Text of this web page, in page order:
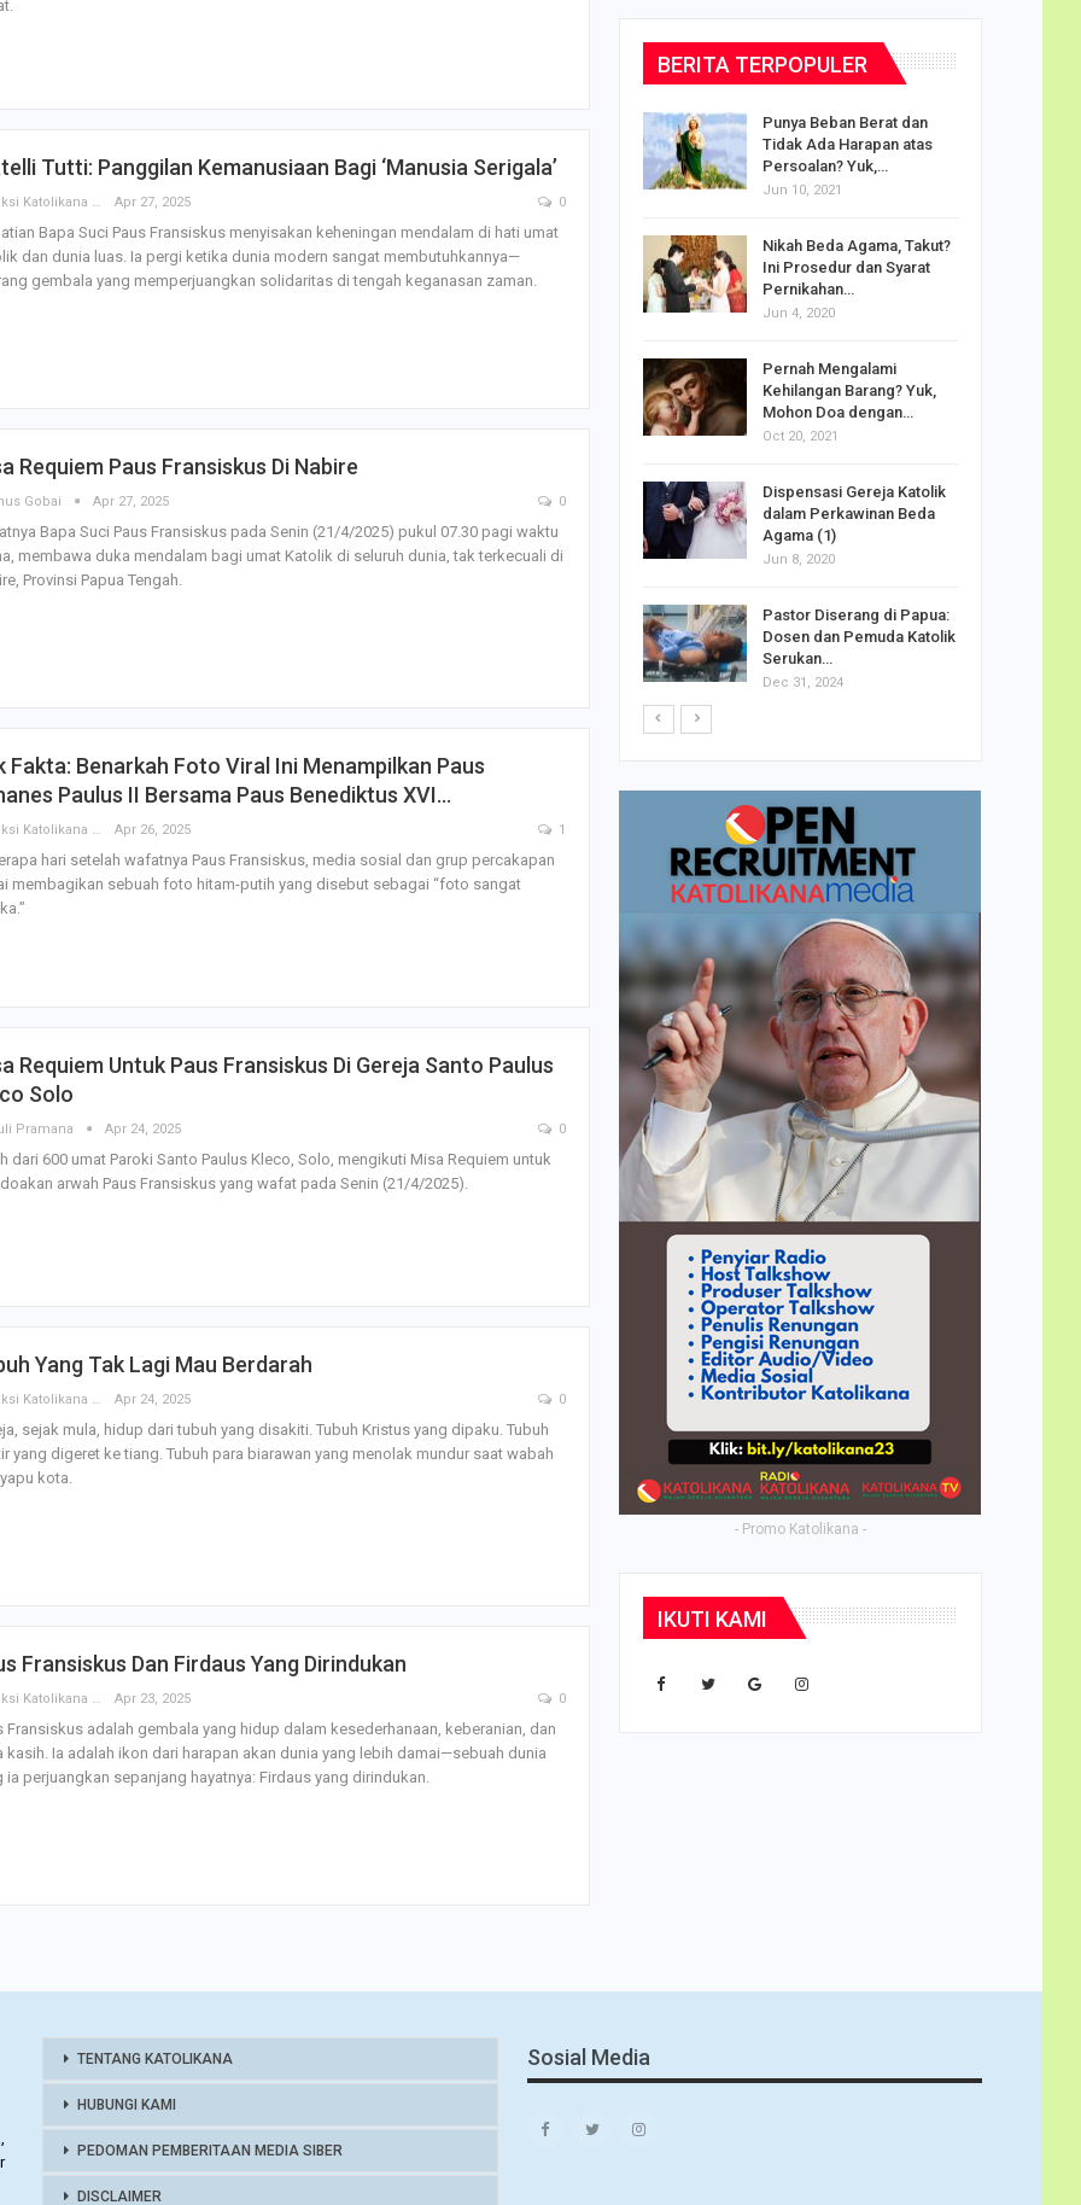
Tutti: Panggilan Kemanusiaan Bagi ‘Manusia Serigala’
Apr 27, 2025 0
Bapa Suci Paus Fransiskus menyisakan keheningan mendalam di hati umat
dan dunia luas. Ia pergi ketika dunia modern sangat membutuhkannya—
gembala yang memperjuangkan solidaritas di tengah keganasan zaman.
Requiem Paus Fransiskus Di Nabire
Gobai Apr 27, 2025 0
Bapa Suci Paus Fransiskus pada Senin (21/4/2025) pukul 07.30 pagi waktu
membawa duka mendalam bagi umat Katolik di seluruh dunia, tak terkecuali di
Provinsi Papua Tengah.
Fakta: Benarkah Foto Viral Ini Menampilkan Paus
Paulus II Bersama Paus Benediktus XVI…
Apr 26, 2025 1
hari setelah wafatnya Paus Fransiskus, media sosial dan grup percakapan
membagikan sebuah foto hitam-putih yang disebut sebagai “foto sangat
Requiem Untuk Paus Fransiskus Di Gereja Santo Paulus
Solo
Pramana Apr 24, 2025 0
dari 600 umat Paroki Santo Paulus Kleco, Solo, mengikuti Misa Requiem untuk
arwah Paus Fransiskus yang wafat pada Senin (21/4/2025).
Yang Tak Lagi Mau Berdarah
Apr 24, 2025 0
sejak mula, hidup dari tubuh yang disakiti. Tubuh Kristus yang dipaku. Tubuh
yang digeret ke tiang. Tubuh para biarawan yang menolak mundur saat wabah
kota.
Fransiskus Dan Firdaus Yang Dirindukan
Apr 23, 2025 0
Fransiskus adalah gembala yang hidup dalam kesederhanaan, keberanian, dan
kasih. Ia adalah ikon dari harapan akan dunia yang lebih damai—sebuah dunia
ia perjuangkan sepanjang hayatnya: Firdaus yang dirindukan.
BERITA TERPOPULER
Mar 11, 2019
10 Sosok Perempuan
Paling Menginspirasi
Sepanjang Sejarah…
Novena Tiga Salam Maria
May 11, 2023
Punya Beban Berat dan
Tidak Ada Harapan atas
Persoalan? Yuk,…
Jun 10, 2021
Nikah Beda Agama, Takut?
Ini Prosedur dan Syarat
Pernikahan…
Jun 4, 2020
Pernah Mengalami
Kehilangan Barang? Yuk,
Mohon Doa dengan…
Oct 20, 2021
Dispensasi Gereja Katolik
dalam Perkawinan Beda
Agama (1)
Jun 8, 2020
Pastor Diserang di Papua:
Dosen dan Pemuda Katolik
Serukan…
Dec 31, 2024
- Promo Katolikana -
IKUTI KAMI
TENTANG KATOLIKANA
HUBUNGI KAMI
PEDOMAN PEMBERITAAN MEDIA SIBER
DISCLAIMER
Sosial Media